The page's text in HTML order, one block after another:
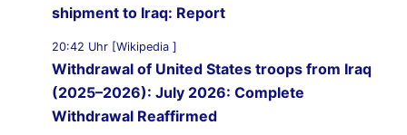
shipment to Iraq: Report
20:42 Uhr [Wikipedia ]
Withdrawal of United States troops from Iraq
(2025–2026): July 2026: Complete
Withdrawal Reaffirmed